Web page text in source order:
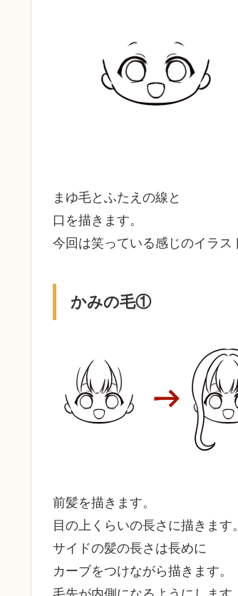
まゆ毛とふたえの線と
口を描きます。
今回は笑っている感じのイラス
かみの毛①
前髪を描きます。
目の上くらいの長さに描きます。
サイドの髪の長さは長めに
カーブをつけながら描きます。